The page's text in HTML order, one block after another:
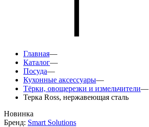
Главная—
Каталог—
Посуда—
Кухонные аксессуары—
Тёрки, овощерезки и измельчители—
Терка Ross, нержавеющая сталь
Новинка
Бренд: Smart Solutions